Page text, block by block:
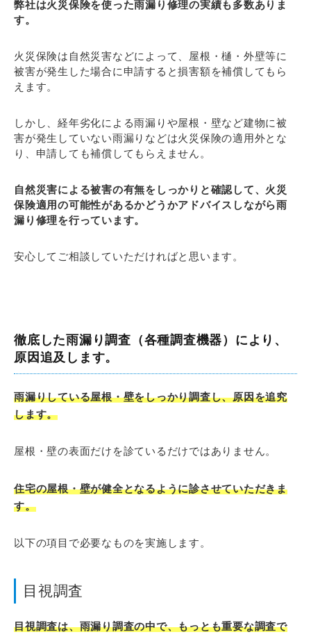
弊社は火災保険を使った雨漏り修理の実績も多数ありま
す。
火災保険は自然災害などによって、屋根・樋・外壁等に
被害が発生した場合に申請すると損害額を補償してもら
えます。
しかし、経年劣化による雨漏りや屋根・壁など建物に被
害が発生していない雨漏りなどは火災保険の適用外とな
り、申請しても補償してもらえません。
自然災害による被害の有無をしっかりと確認して、火災
保険適用の可能性があるかどうかアドバイスしながら雨
漏り修理を行っています。
安心してご相談していただければと思います。
徹底した雨漏り調査（各種調査機器）により、
原因追及します。
雨漏りしている屋根・壁をしっかり調査し、原因を追究
します。
屋根・壁の表面だけを診ているだけではありません。
住宅の屋根・壁が健全となるように診させていただきま
す。
以下の項目で必要なものを実施します。
目視調査
目視調査は、雨漏り調査の中で、もっとも重要な調査で